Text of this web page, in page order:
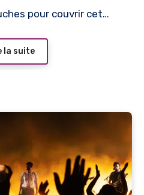
pour couvrir cet…
la suite